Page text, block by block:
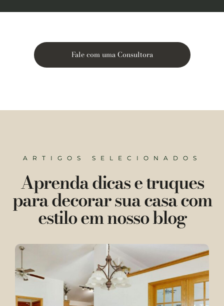
Fale com uma Consultora
ARTIGOS SELECIONADOS
Aprenda dicas e truques
para decorar sua casa com
estilo em nosso blog